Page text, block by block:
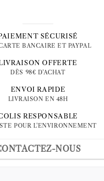
SÉCURISÉ
BANCAIRE ET PAYPAL
OFFERTE
DÈS 98€ D'ACHAT
ENVOI RAPIDE
LIVRAISON EN 48H
RESPONSABLE
POUR L'ENVIRONNEMENT
NOUS